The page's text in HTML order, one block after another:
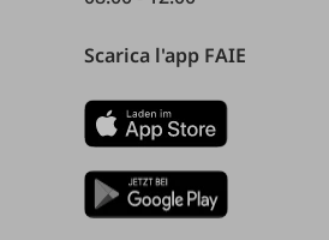
Scarica l'app FAIE